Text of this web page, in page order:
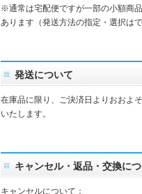
※通常は宅配便ですが一部の小額商
あります（発送方法の指定・選択は
発送について
在庫品に限り、ご決済日よりおおよ
いたします。
キャンセル・返品・交換に
キャンセルについて：